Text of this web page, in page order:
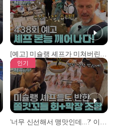
[예고] 미슐랭 셰프가 미쳐버린 이유! 본능이 깨어난 사건은?
인기